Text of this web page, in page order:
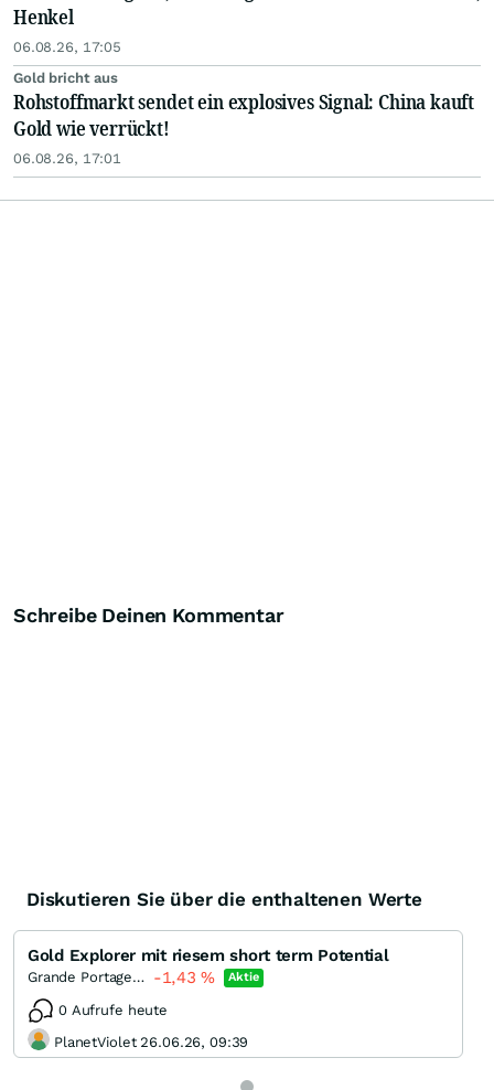
Henkel
06.08.26, 17:05
Gold bricht aus
Rohstoffmarkt sendet ein explosives Signal: China kauft
Gold wie verrückt!
06.08.26, 17:01
Schreibe Deinen Kommentar
Diskutieren Sie über die enthaltenen Werte
Gold Explorer mit riesem short term Potential
Grande Portage Resources -1,43% Aktie
0 Aufrufe heute
PlanetViolet 26.06.26, 09:39